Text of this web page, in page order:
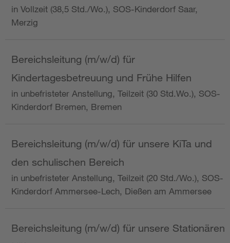
in Vollzeit (38,5 Std./Wo.), SOS-Kinderdorf Saar,
Merzig
Bereichsleitung (m/w/d) für
Kindertagesbetreuung und Frühe Hilfen
in unbefristeter Anstellung, Teilzeit (30 Std.Wo.), SOS-
Kinderdorf Bremen, Bremen
Bereichsleitung (m/w/d) für unsere KiTa und
den schulischen Bereich
in unbefristeter Anstellung, Teilzeit (20 Std./Wo.), SOS-
Kinderdorf Ammersee-Lech, Dießen am Ammersee
Bereichsleitung (m/w/d) für unsere Stationären